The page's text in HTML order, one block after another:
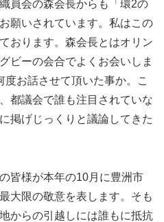
員会の森会長からも「環2の
願いされています。私はこの
おります。森会長とはオリン
ビーの会合でよくお会いしま
お話させて頂いた事か。こ
都議会で誰も注目されていな
掲げじっくりと議論してきた
皆様が本年の10月に豊洲市
大限の敬意を表します。そも
からの引越しには誰もに抵抗